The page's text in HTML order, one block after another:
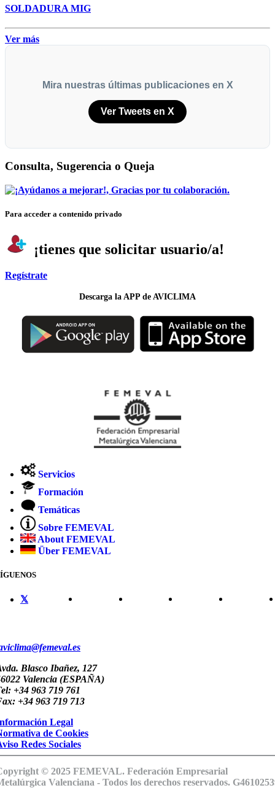
SOLDADURA MIG
Ver más
Mira nuestras últimas publicaciones en X
Ver Tweets en X
Consulta, Sugerencia o Queja
Para acceder a contenido privado
¡tienes que solicitar usuario/a!
Regístrate
Descarga la APP de AVICLIMA
Servicios
Formación
Temáticas
Sobre FEMEVAL
About FEMEVAL
Über FEMEVAL
Blasco Ibañez, 127
Valencia (ESPAÑA)
+34 963 719 761
+34 963 719 713
Legal
de Cookies
Redes Sociales
© 2025 FEMEVAL. Federación Empresarial
Valenciana - Todos los derechos reservados.